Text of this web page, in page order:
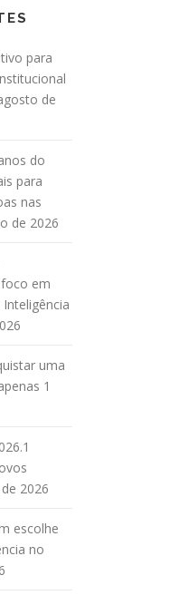
para
de
do
para
nas
de 2026
em
uma
1
2026
escolhe
no